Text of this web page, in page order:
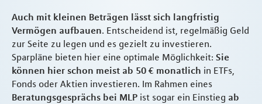
Auch mit kleinen Beträgen lässt sich langfristig
Vermögen aufbauen. Entscheidend ist, regelmäßig Geld
zur Seite zu legen und es gezielt zu investieren.
Sparpläne bieten hier eine optimale Möglichkeit: Sie
können hier schon meist ab 50 € monatlich in ETFs,
Fonds oder Aktien investieren. Im Rahmen eines
Beratungsgesprächs bei MLP ist sogar ein Einstieg ab